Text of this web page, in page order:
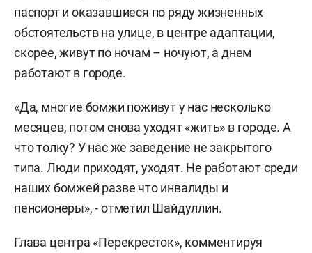
паспорт и оказавшиеся по ряду жизненных
обстоятельств на улице, в центре адаптации,
скорее, живут по ночам – ночуют, а днем
работают в городе.
«Да, многие бомжи поживут у нас несколько
месяцев, потом снова уходят «жить» в городе. А
что толку? У нас же заведение не закрытого
типа. Люди приходят, уходят. Не работают среди
наших бомжей разве что инвалиды и
пенсионеры», - отметил Шайдуллин.
Глава центра «Перекресток», комментируя